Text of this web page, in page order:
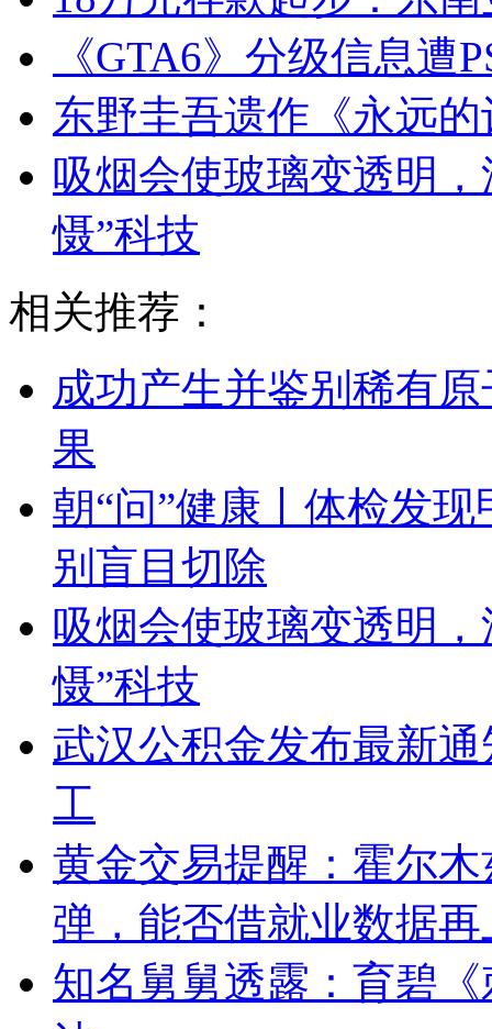
《GTA6》分级信息
东野圭吾遗作《永远
吸烟会使玻璃变透明
慑”科技
相关推荐：
成功产生并鉴别稀有
果
朝“问”健康丨体检发
别盲目切除
吸烟会使玻璃变透明
慑”科技
武汉公积金发布最新
工
黄金交易提醒：霍尔
弹，能否借就业数据
知名舅舅透露：育碧